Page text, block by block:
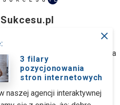
z Wrocławia
Rekinysukcesu.pl Spółka
M. Biernacki)
47, 54-611 Wrocław
close
3 filary
pozycjonowania
stron internetowych
naszej agencji interaktywnej